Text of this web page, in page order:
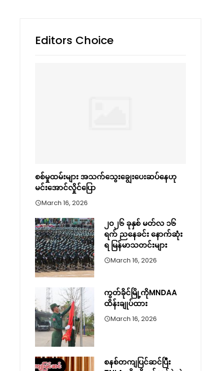
Editors Choice
စစ်မှုထမ်းများ အသက်သွေးချွေးပေးဆပ်နေဟု
မင်းအောင်လှိုင်ပြော
March 16, 2026
၂၀၂၆ ခုနှစ် မတ်လ ၁၆
ရက် ညနေခင်း နောက်ဆုံး
ရ မြန်မာသတင်းများ
March 16, 2026
ကွတ်ခိုင်မြို့ကိုMNDAA
ထိန်းချုပ်ထား
March 16, 2026
စနစ်တကျပြင်ဆင်ပြီး